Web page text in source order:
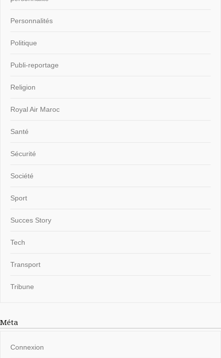
Personnalités
Politique
Publi-reportage
Religion
Royal Air Maroc
Santé
Sécurité
Société
Sport
Succes Story
Tech
Transport
Tribune
Méta
Connexion